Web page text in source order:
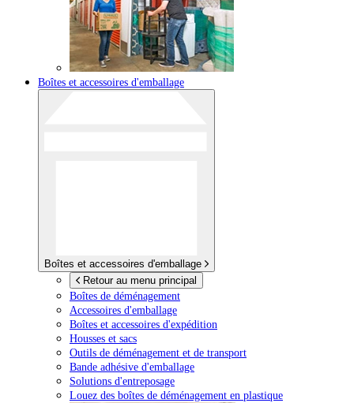
Boîtes et accessoires d'emballage
Boîtes et accessoires d'emballage
Retour au menu principal
Boîtes de déménagement
Accessoires d'emballage
Boîtes et accessoires d'expédition
Housses et sacs
Outils de déménagement et de transport
Bande adhésive d'emballage
Solutions d'entreposage
Louez des boîtes de déménagement en plastique